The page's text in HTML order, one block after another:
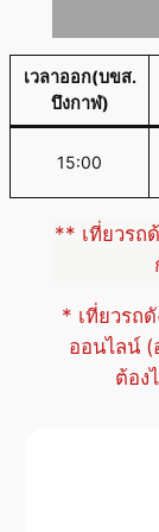
เวลาออก(บขส.
บึงกาฬ)
15:00
** เที่ยวรถ
* เที่ยวรถ
ออนไลน์ (
ต้อง